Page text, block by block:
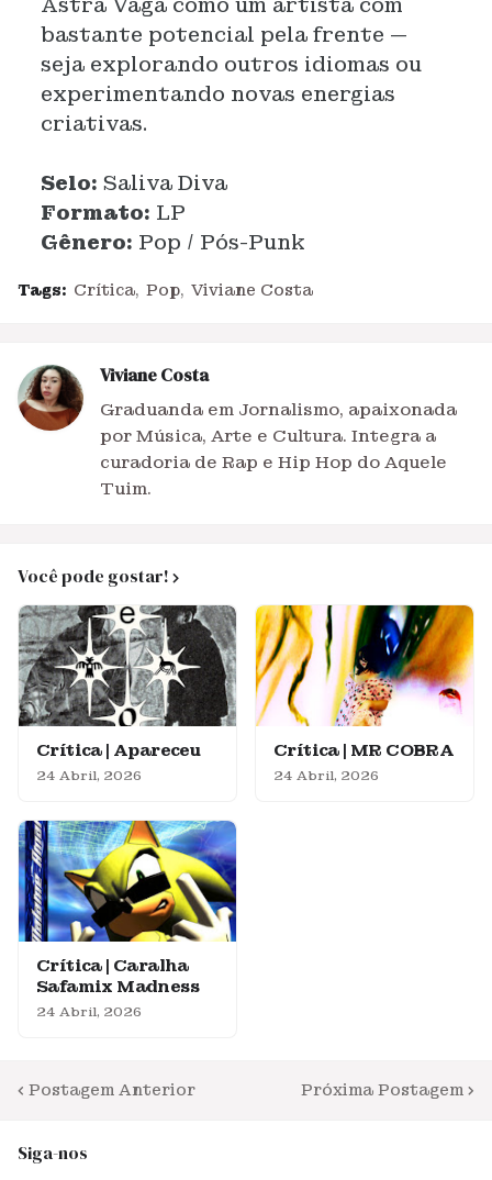
bastante potencial pela frente —
seja explorando outros idiomas ou
experimentando novas energias
criativas.
Selo: Saliva Diva
Formato: LP
Gênero: Pop / Pós-Punk
Tags: Crítica Pop Viviane Costa
Viviane Costa
Graduanda em Jornalismo, apaixonada
por Música, Arte e Cultura. Integra a
curadoria de Rap e Hip Hop do Aquele
Tuim.
Você pode gostar!
Crítica | Apareceu
24 Abril, 2026
Crítica | MR COBRA
24 Abril, 2026
Crítica | Caralha
Safamix Madness
24 Abril, 2026
Postagem Anterior Próxima Postagem
Siga-nos